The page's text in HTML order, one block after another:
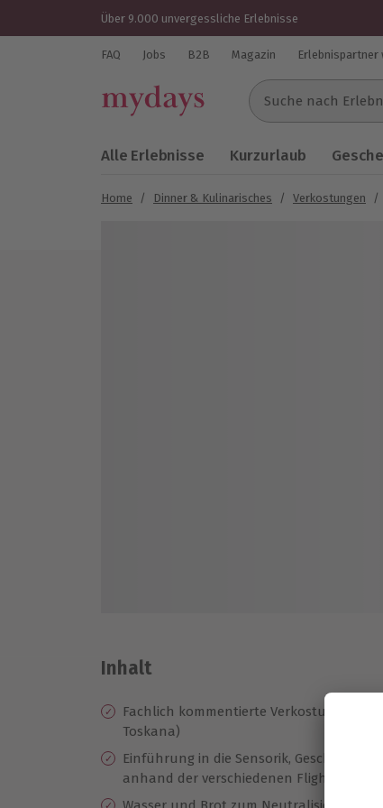
Über 9.000 unvergessliche Erlebnisse
FAQ Jobs B2B Magazin Erlebnispartner
Suche nach
Alle Erlebnisse Kurzurlaub
Home / Dinner & Kulinarisches / Verkostungen /
Inhalt
Fachlich kommentierte Verkostung von
Toskana)
Einführung in die Sensorik, Geschichte
anhand der verschiedenen Flights